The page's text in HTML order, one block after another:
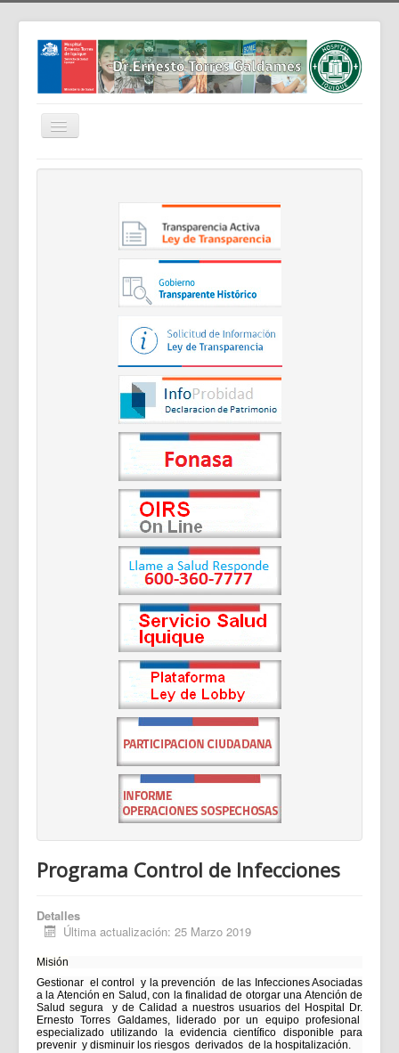
Cambiar
navegación
Home
Trabaja Con Nosotros
Gestión de Personas
Documentos Destacados
Programa Control de Infecciones
Detalles
Última actualización: 25 Marzo 2019
Misión
Gestionar el control y la prevención de las Infecciones Asociadas
a la Atención en Salud, con la finalidad de otorgar una Atención de
Salud segura y de Calidad a nuestros usuarios del Hospital Dr.
Ernesto Torres Galdames, liderado por un equipo profesional
especializado utilizando la evidencia científico disponible para
prevenir y disminuir los riesgos derivados de la hospitalización.